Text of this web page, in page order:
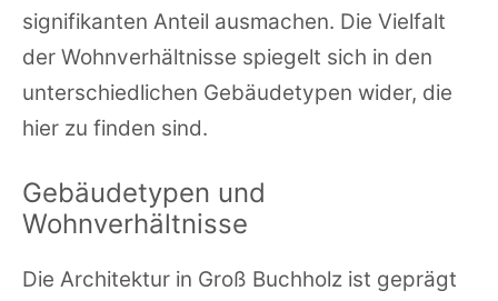
signifikanten Anteil ausmachen. Die Vielfalt
der Wohnverhältnisse spiegelt sich in den
unterschiedlichen Gebäudetypen wider, die
hier zu finden sind.
Gebäudetypen und
Wohnverhältnisse
Die Architektur in Groß Buchholz ist geprägt